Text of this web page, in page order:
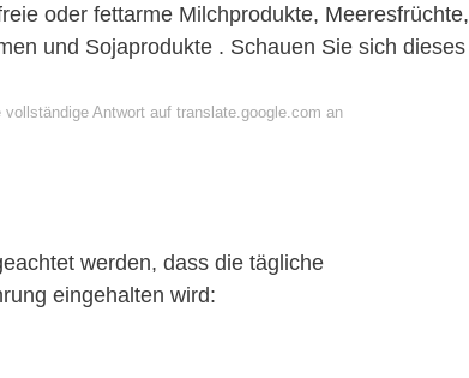
oder fettarme Milchprodukte, Meeresfrüchte,
und Sojaprodukte . Schauen Sie sich dieses
Antwort auf translate.google.com an
werden, dass die tägliche
eingehalten wird: